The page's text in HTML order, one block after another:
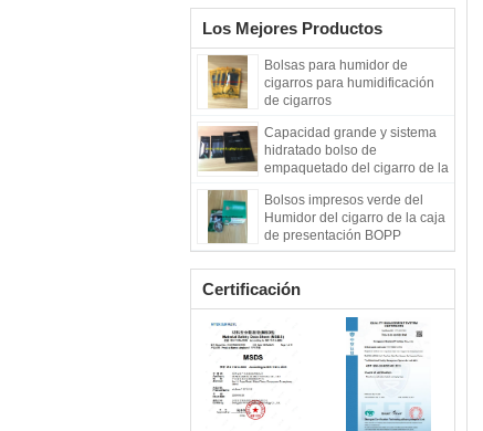
Los Mejores Productos
Bolsas para humidor de
cigarros para humidificación
de cigarros
Capacidad grande y sistema
hidratado bolso de
empaquetado del cigarro de la
Bolsos impresos verde del
Humidor del cigarro de la caja
de presentación BOPP
Certificación